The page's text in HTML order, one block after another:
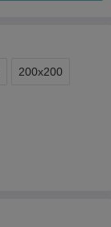
200х200